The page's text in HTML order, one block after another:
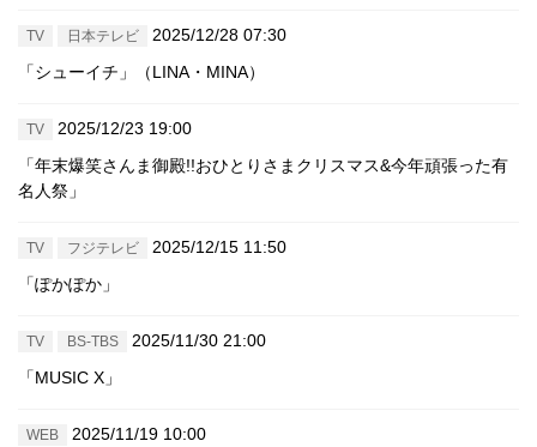
TV 日本テレビ
2025/12/28 07:30
「シューイチ」（LINA・MINA）
TV
2025/12/23 19:00
「年末爆笑さんま御殿!!おひとりさまクリスマス&今年頑張った有
名人祭」
TV フジテレビ
2025/12/15 11:50
「ぽかぽか」
TV BS-TBS
2025/11/30 21:00
「MUSIC X」
WEB
2025/11/19 10:00